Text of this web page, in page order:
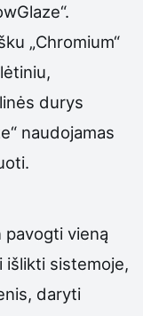
„Chromium“
durys
naudojamas
pavogti vieną
išlikti sistemoje,
daryti